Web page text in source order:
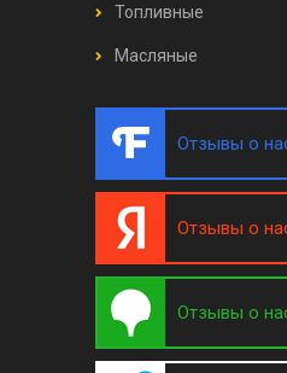
Топливные
Масляные
Отзывы о
Отзывы о
Отзывы о